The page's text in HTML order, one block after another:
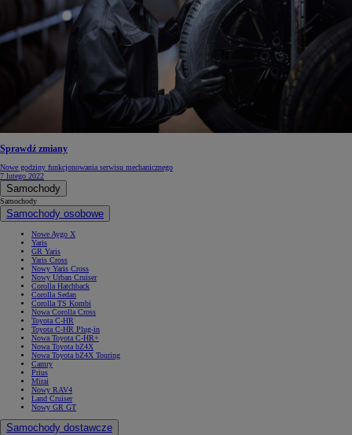
Sprawdź zmiany
Nowe godziny funkcjonowania serwisu mechanicznego
7 lutego 2022
Samochody
Samochody
Samochody osobowe
Nowe Aygo X
Yaris
GR Yaris
Yaris Cross
Nowy Yaris Cross
Nowy Urban Cruiser
Corolla Hatchback
Corolla Sedan
Corolla TS Kombi
Nowa Corolla Cross
Toyota C-HR
Toyota C-HR Plug-in
Nowa Toyota C-HR+
Nowa Toyota bZ4X
Nowa Toyota bZ4X Touring
Camry
Prius
Mirai
Nowy RAV4
Land Cruiser
Nowy GR GT
Samochody dostawcze